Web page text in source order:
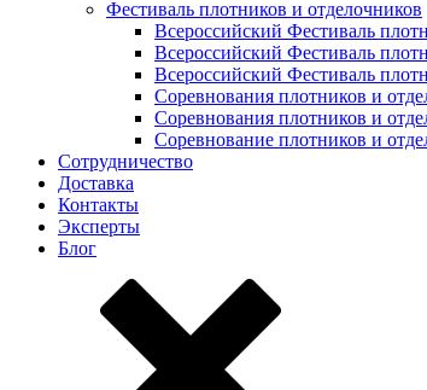
Фестиваль плотников и отделочников
Всероссийский Фестиваль
Всероссийский Фестиваль
Всероссийский Фестиваль
Соревнования плотников и
Соревнования плотников и
Соревнование плотников и
Сотрудничество
Доставка
Контакты
Эксперты
Блог